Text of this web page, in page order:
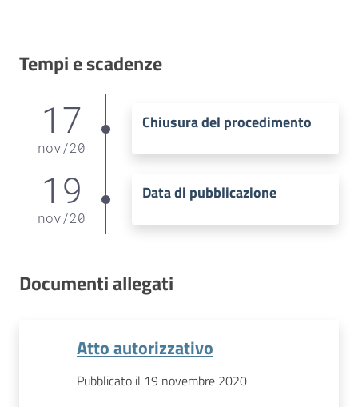
Tempi e scadenze
17
nov/20
Chiusura del procedimento
19
nov/20
Data di pubblicazione
Documenti allegati
Atto autorizzativo
Pubblicato il 19 novembre 2020